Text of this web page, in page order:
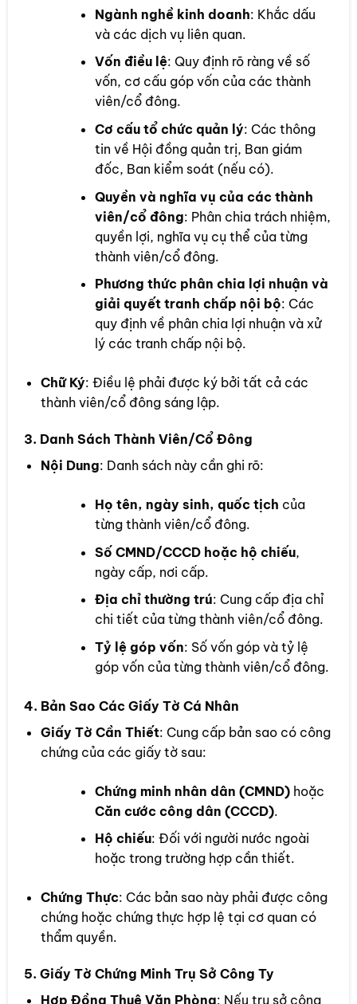
Ngành nghề kinh doanh: Khắc dấu
và các dịch vụ liên quan.
Vốn điều lệ: Quy định rõ ràng về số
vốn, cơ cấu góp vốn của các thành
viên/cổ đông.
Cơ cấu tổ chức quản lý: Các thông
tin về Hội đồng quản trị, Ban giám
đốc, Ban kiểm soát (nếu có).
Quyền và nghĩa vụ của các thành
viên/cổ đông: Phân chia trách nhiệm,
quyền lợi, nghĩa vụ cụ thể của từng
thành viên/cổ đông.
Phương thức phân chia lợi nhuận và
giải quyết tranh chấp nội bộ: Các
quy định về phân chia lợi nhuận và xử
lý các tranh chấp nội bộ.
Chữ Ký: Điều lệ phải được ký bởi tất cả các
thành viên/cổ đông sáng lập.
3. Danh Sách Thành Viên/Cổ Đông
Nội Dung: Danh sách này cần ghi rõ:
Họ tên, ngày sinh, quốc tịch của
từng thành viên/cổ đông.
Số CMND/CCCD hoặc hộ chiếu,
ngày cấp, nơi cấp.
Địa chỉ thường trú: Cung cấp địa chỉ
chi tiết của từng thành viên/cổ đông.
Tỷ lệ góp vốn: Số vốn góp và tỷ lệ
góp vốn của từng thành viên/cổ đông.
4. Bản Sao Các Giấy Tờ Cá Nhân
Giấy Tờ Cần Thiết: Cung cấp bản sao có công
chứng của các giấy tờ sau:
Chứng minh nhân dân (CMND) hoặc
Căn cước công dân (CCCD).
Hộ chiếu: Đối với người nước ngoài
hoặc trong trường hợp cần thiết.
Chứng Thực: Các bản sao này phải được công
chứng hoặc chứng thực hợp lệ tại cơ quan có
thẩm quyền.
5. Giấy Tờ Chứng Minh Trụ Sở Công Ty
Hợp Đồng Thuê Văn Phòng: Nếu trụ sở công